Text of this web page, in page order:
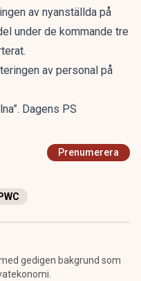
av nyanställda på
under de kommande tre
av personal på
Dagens PS
Prenumerera
PWC
gedigen bakgrund som